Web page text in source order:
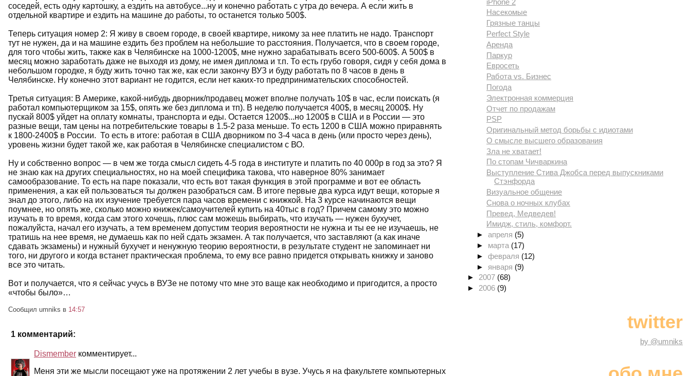
соседей, есть одну картошку, а ездить на автобусе...ну и конечно работать с утра до вечера. А если жить в
отдельной квартире и ездить на машине до работы, то останется только 500$.
Теперь ситуация номер 2: Я живу в своем городе, в своей квартире, никому за нее платить не надо. Транспорт
тут не нужен, да и на машине ездить без проблем на небольшие то расстояния. Получается, что в своем городе,
для того чтобы жить, также как в Челябинске на 1000-1200$, мне нужно зарабатывать всего 500-600$. А 500$ в
месяц можно заработать даже не выходя из дому, не имея диплома и т.п. То есть грубо говоря, сидя у себя дома в
небольшом городке, я буду жить точно так же, как если закончу ВУЗ и буду работать по 8 часов в день в
Челябинске. Ну конечно этот вариант не годится, если нет каких-то предпринимательских способностей.
Третья ситуация: В Америке, какой-нибудь дворник/продавец может вполне получать 10$ в час, если поискать (я
работал компьютерщиком за 15$, опять же без диплома и тп). В неделю получается 400$, в месяц 2000$. Ну
пускай 800$ уйдет на оплату комнаты, транспорта и еды. Остается 1200$...но 1200$ в США и в России — это
разные вещи, там цены на потребительские товары в 1.5-2 раза меньше. То есть 1200 в США можно приравнять
к 1800-2400$ в России. То есть в итоге: работая в США дворником по 3-4 часа в день (или просто через день),
уровень жизни будет такой же, как работая в Челябинске специалистом с ВО.
Ну и собственно вопрос — в чем же тогда смысл сидеть 4-5 года в институте и платить по 40 000р в год за это? Я
не знаю как на других специальностях, но на моей специфика такова, что наверное 80% занимает
самообразование. То есть на паре показали, что есть вот такая функция в этой программе и вот ее область
применения, а как ей пользоваться ты должен разобраться сам. В итоге первые два курса идут вещи, которые я
знал до этого, либо на их изучение требуется пара часов времени с книжкой. На 3 курсе начинаются вещи
поумнее, но опять же, сколько можно книжек/самоучителей купить на 40тыс в год? Причем самому это можно
изучать в то время, когда сам этого хочешь, плюс сам можешь выбирать, что изучать — нужен бухучет,
пожалуйста, начал его изучать, а тем временем допустим теория вероятности не нужна и ты ее не изучаешь, не
тратишь на нее время, не думаешь как по ней сдать экзамен. А так получается, что заставляют (а как иначе
сдавать экзамены) и нужный бухучет и ненужную теорию вероятности, в результате студент не запоминает ни
того, ни другого и когда встанет практическая проблема, то ему все равно придется открывать книжку и заново
все это читать.
Вот и получается, что я сейчас учусь в ВУЗе не потому что мне это ваще как необходимо и пригодится, а просто
«чтобы было»…
Сообщил umniks в 14:57
1 комментарий:
Dismember комментирует...
Меня эти же мысли посещают уже на протяжении 2 лет учебы в вузе. Учусь я на факультете компьютерных
Насекомые
Грязные танцы
Perfect Style
Аренда
Паркур
Евросеть
Работа vs. Бизнес
Погода
Электронная коммерция
Отчет по продажам
PSP
Оригинальный метод борьбы с идиотами
О смысле высшего образования
Зла не хватает!
По стопам Чичваркина
Выступление Стива Джобса перед выпускниками
Стэнфорда
Визуальное общение
Снова о ночных клубах
Превед, Медведев!
Имидж, стиль, комфорт.
►апреля (5)
► марта (17)
►февраля (12)
► января (9)
►2007 (68)
► 2006 (9)
twitter
by @umniks